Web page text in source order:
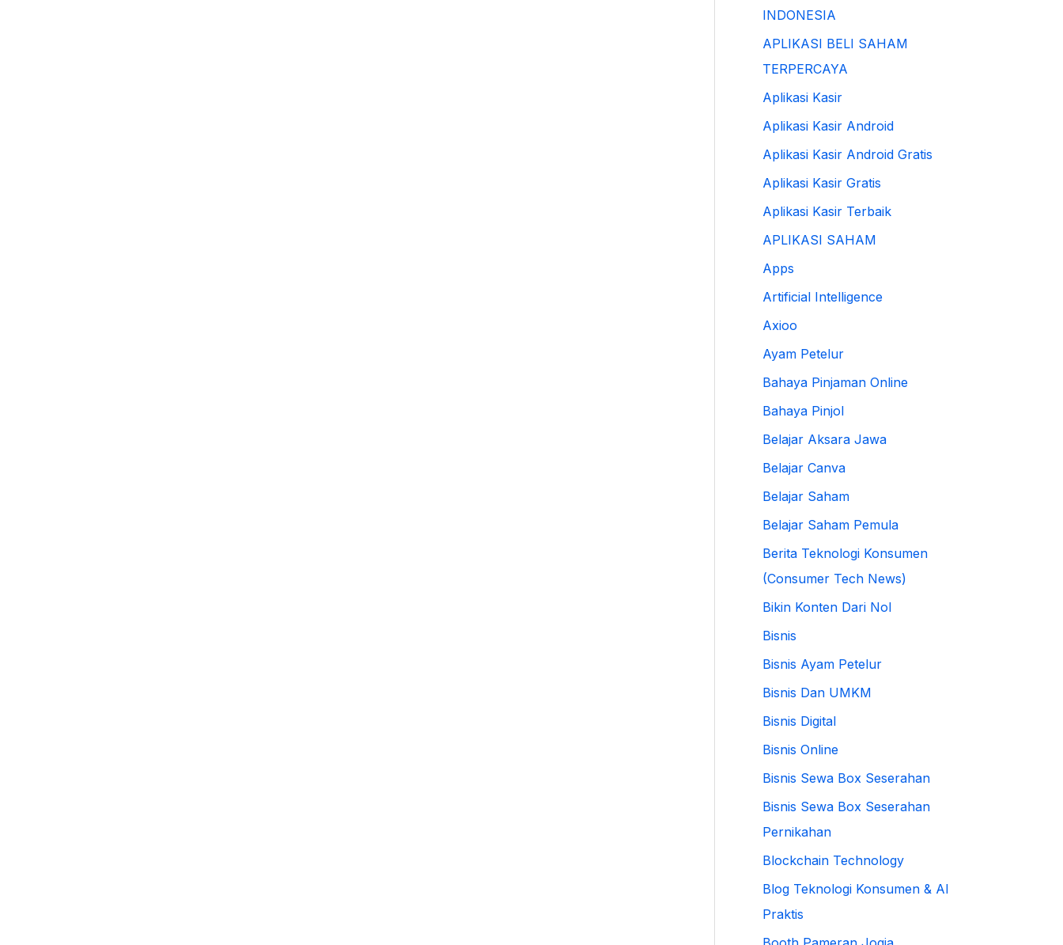
INDONESIA
APLIKASI BELI SAHAM
TERPERCAYA
Aplikasi Kasir
Aplikasi Kasir Android
Aplikasi Kasir Android Gratis
Aplikasi Kasir Gratis
Aplikasi Kasir Terbaik
APLIKASI SAHAM
Apps
Artificial Intelligence
Axioo
Ayam Petelur
Bahaya Pinjaman Online
Bahaya Pinjol
Belajar Aksara Jawa
Belajar Canva
Belajar Saham
Belajar Saham Pemula
Berita Teknologi Konsumen
(Consumer Tech News)
Bikin Konten Dari Nol
Bisnis
Bisnis Ayam Petelur
Bisnis Dan UMKM
Bisnis Digital
Bisnis Online
Bisnis Sewa Box Seserahan
Bisnis Sewa Box Seserahan
Pernikahan
Blockchain Technology
Blog Teknologi Konsumen & AI
Praktis